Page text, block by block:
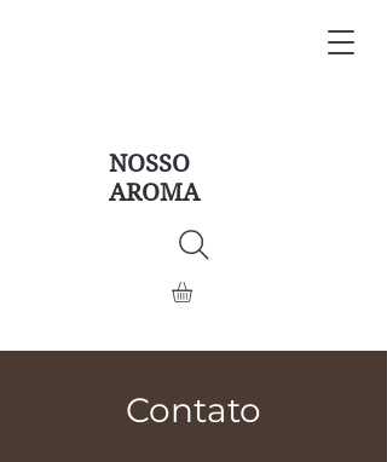
NOSSO
AROMA
Contato